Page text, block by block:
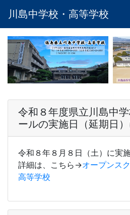
川島中学校・高等学校
令和８年度県立川島中
ールの実施日（延期日
令和８年８月８日（土）に実施
詳細は、こちら→オープンス
高等学校